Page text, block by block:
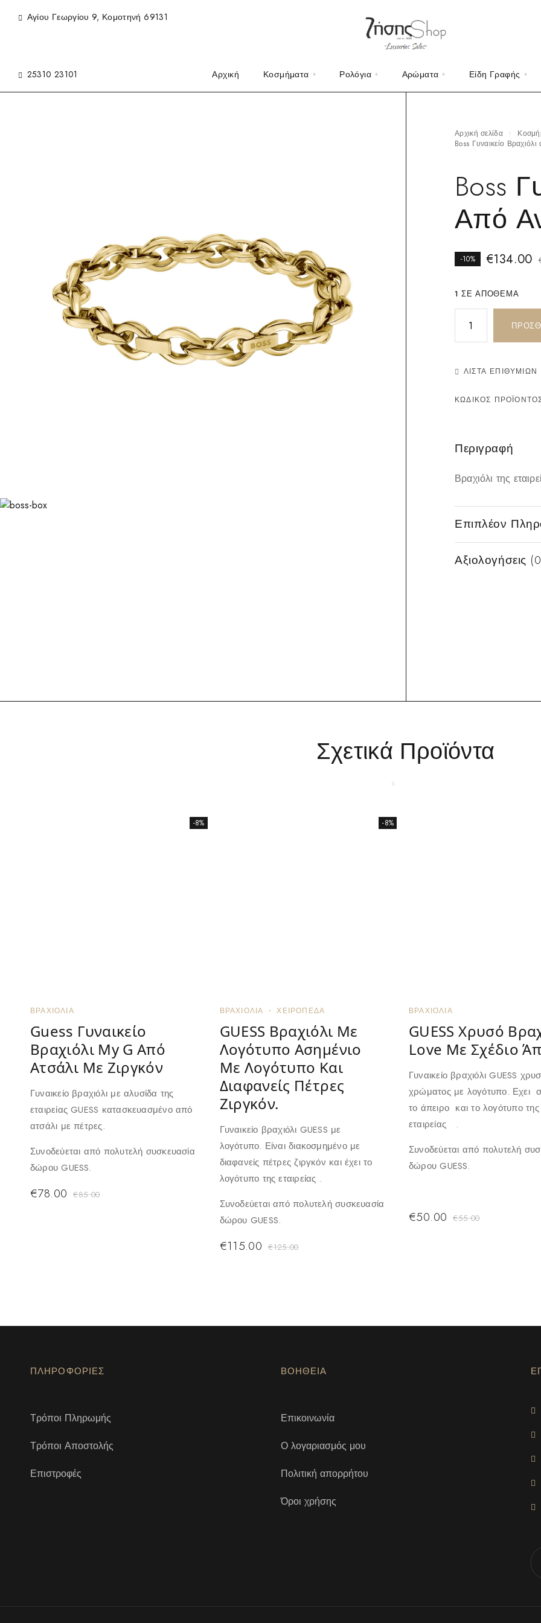
Αγίου Γεωργίου 9, Κομοτηνή 69131
25310 23101 Αρχική Κοσμήματα Ρολόγια Αρώματα Είδη Γραφής
Αρχική σελίδα
Boss Γυναικείο
Boss
Από
-10% €134.00
1 ΣΕ ΑΠΌΘΕΜΑ
ΛΊΣΤΑ ΕΠΙΘΥΜΙΏΝ
ΚΩΔΙΚΌΣ
Περιγραφή
Βραχιόλι της
Επιπλέον
Αξιολογήσεις
Σχετικά Προϊόντα
-8%
ΒΡΑΧΙΌΛΙΑ
Guess Γυναικείο
Βραχιόλι My G Από
Ατσάλι Με Ζιργκόν
Γυναικείο βραχιόλι με αλυσίδα της
εταιρείας GUESS κατασκευασμένο από
ατσάλι με πέτρες.
Συνοδεύεται από πολυτελή συσκευασία
δώρου GUESS.
€85.00
€78.00
-8%
ΒΡΑΧΙΌΛΙΑ ΧΕΙΡΟΠΈΔΑ
GUESS Βραχιόλι Με
Λογότυπο Ασημένιο
Με Λογότυπο Και
Διαφανείς Πέτρες
Ζιργκόν.
Γυναικείο βραχιόλι GUESS με
λογότυπο. Είναι διακοσμημένο με
διαφανείς πέτρες ζιργκόν και έχει το
λογότυπο της εταιρείας .
Συνοδεύεται από πολυτελή συσκευασία
δώρου GUESS.
€125.00
€115.00
ΒΡΑΧΙΌΛΙΑ
GUESS Χρυσό
Love Με Σχέδιο
Γυναικείο βραχιόλι GUESS
χρώματος με λογότυπο. Εχει
το άπειρο και το λογότυπο της
εταιρείας .
Συνοδεύεται από πολυτελή
δώρου GUESS.
€55.00
€50.00
ΠΛΗΡΟΦΟΡΙΕΣ
Τρόποι Πληρωμής
Τρόποι Αποστολής
Επιστροφές
ΒΟΗΘΕΙΑ
Επικοινωνία
Ο λογαριασμός μου
Πολιτική απορρήτου
Όροι χρήσης